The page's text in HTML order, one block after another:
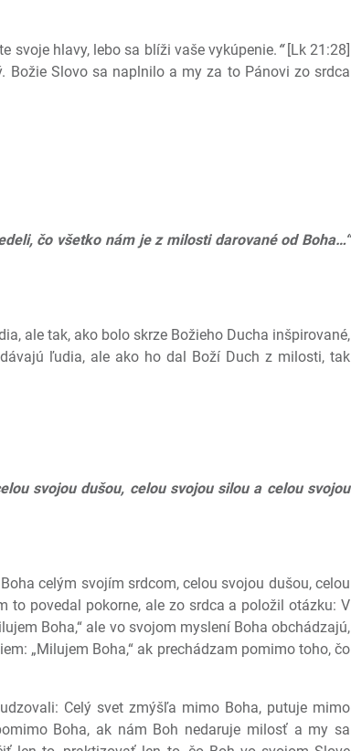
svoje hlavy, lebo sa blíži vaše vykúpenie. “[Lk 21:28]
Božie Slovo sa naplnilo a my za to Pánovi zo srdca
čo všetko nám je z milosti darované od Boha…“
ale tak, ako bolo skrze Božieho Ducha inšpirované,
ľudia, ale ako ho dal Boží Duch z milosti, tak
svojou dušou, celou svojou silou a celou svojou
celým svojím srdcom, celou svojou dušou, celou
to povedal pokorne, ale zo srdca a položil otázku: V
Boha,“ ale vo svojom myslení Boha obchádzajú,
„Milujem Boha,“ ak prechádzam pomimo toho, čo
Celý svet zmýšľa mimo Boha, putuje mimo
Boha, ak nám Boh nedaruje milosť a my sa